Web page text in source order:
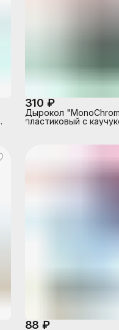
310 ₽
Дырокол
пластиковый с
88 ₽